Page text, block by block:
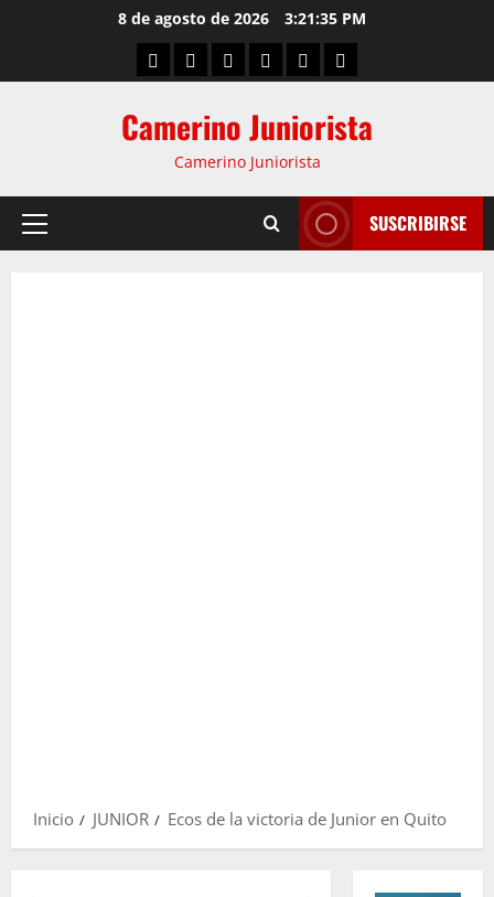
8 de agosto de 2026 3:21:35 PM
Camerino Juniorista
Camerino Juniorista
SUSCRIBIRSE
Inicio JUNIOR Ecos de la victoria de Junior en Quito